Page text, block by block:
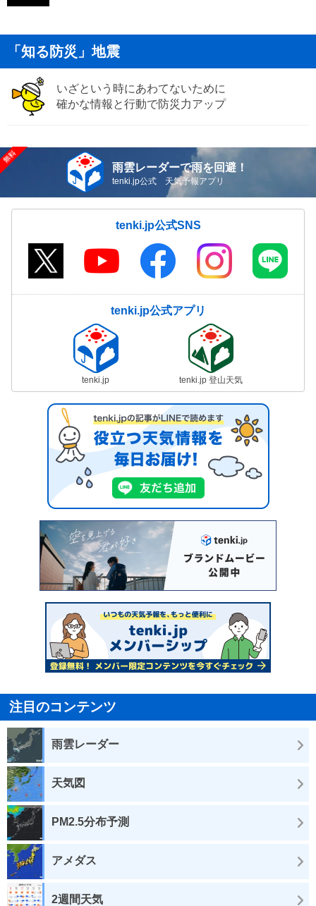
「知る防災」地震
いざという時にあわてないために
確かな情報と行動で防災力アップ
雨雲レーダーで雨を回避！
tenki.jp公式 天気予報アプリ
tenki.jp公式SNS
tenki.jp公式アプリ
tenki.jp tenki.jp 登山天気
注目のコンテンツ
雨雲レーダー
天気図
PM2.5分布予測
アメダス
2週間天気